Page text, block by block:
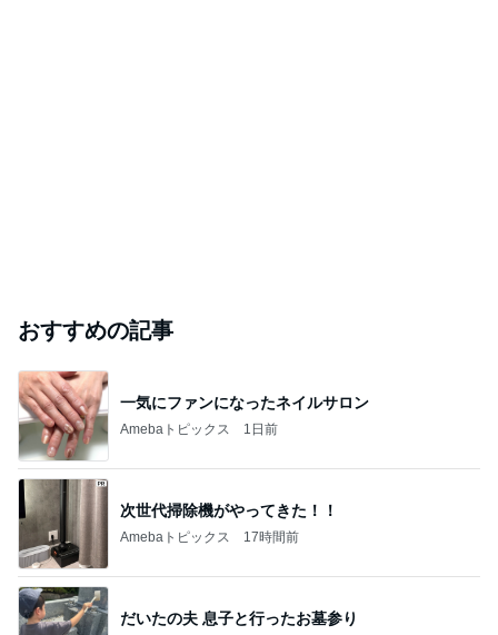
おすすめの記事
一気にファンになったネイルサロン
Amebaトピックス 1日前
次世代掃除機がやってきた！！
Amebaトピックス 17時間前
だいたの夫 息子と行ったお墓参り